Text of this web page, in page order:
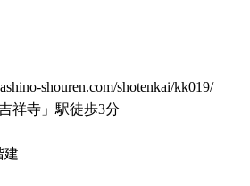
shouren.com/shotenkai/kk019/
祥寺」駅徒歩3分
建